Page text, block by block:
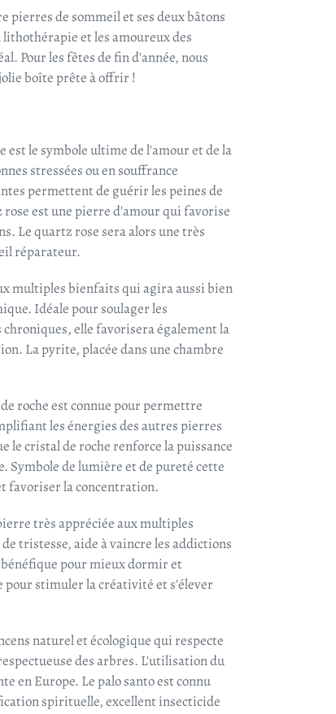
de sommeil et ses deux bâtons
lithothérapie et les amoureux des
Pour les fêtes de fin d'année, nous
boîte prête à offrir !
est le symbole ultime de l'amour et de la
stressées ou en souffrance
permettent de guérir les peines de
est une pierre d'amour qui favorise
Le quartz rose sera alors une très
réparateur.
multiples bienfaits qui agira aussi bien
Idéale pour soulager les
elle favorisera également la
La pyrite, placée dans une chambre
roche est connue pour permettre
les énergies des autres pierres
le cristal de roche renforce la puissance
Symbole de lumière et de pureté cette
favoriser la concentration.
très appréciée aux multiples
tristesse, aide à vaincre les addictions
pour mieux dormir et
stimuler la créativité et s'élever
naturel et écologique qui respecte
des arbres. L'utilisation du
en Europe. Le palo santo est connu
spirituelle, excellent insecticide